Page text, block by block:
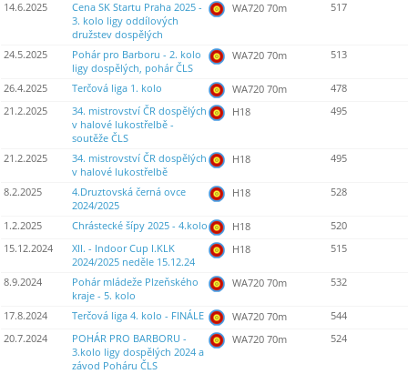
14.6.2025
Cena SK Startu Praha 2025 -
3. kolo ligy oddílových
družstev dospělých
WA720 70m 517
24.5.2025
Pohár pro Barboru - 2. kolo
ligy dospělých, pohár ČLS
WA720 70m 513
26.4.2025 Terčová liga 1. kolo WA720 70m
478
21.2.2025
34. mistrovství ČR dospělých
v halové lukostřelbě -
soutěže ČLS
H18 495
21.2.2025
34. mistrovství ČR dospělých
v halové lukostřelbě
H18 495
8.2.2025
4.Druztovská černá ovce
2024/2025
H18 528
1.2.2025 Chrástecké šípy 2025 - 4.kolo H18
520
15.12.2024
XII. - Indoor Cup I.KLK
2024/2025 neděle 15.12.24
H18 515
8.9.2024
Pohár mládeže Plzeňského
kraje - 5. kolo
WA720 70m 532
17.8.2024 Terčová liga 4. kolo - FINÁLE WA720 70m
544
20.7.2024
POHÁR PRO BARBORU -
3.kolo ligy dospělých 2024 a
závod Poháru ČLS
WA720 70m 524